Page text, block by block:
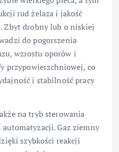
rud żelaza i jakość
Zbyt drobny lub o niskiej
do pogorszenia
wzrostu oporów i
przypowierzchniowej, co
i stabilność pracy
na tryb sterowania
Gaz ziemny
szybkości reakcji